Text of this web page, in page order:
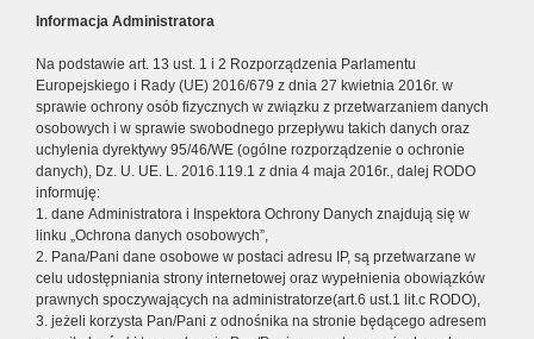
Informacja Administratora
Na podstawie art. 13 ust. 1 i 2 Rozporządzenia Parlamentu
Europejskiego i Rady (UE) 2016/679 z dnia 27 kwietnia 2016r. w
sprawie ochrony osób fizycznych w związku z przetwarzaniem danych
osobowych i w sprawie swobodnego przepływu takich danych oraz
uchylenia dyrektywy 95/46/WE (ogólne rozporządzenie o ochronie
danych), Dz. U. UE. L. 2016.119.1 z dnia 4 maja 2016r., dalej RODO
informuję:
1. dane Administratora i Inspektora Ochrony Danych znajdują się w
linku „Ochrona danych osobowych”,
2. Pana/Pani dane osobowe w postaci adresu IP, są przetwarzane w
celu udostępniania strony internetowej oraz wypełnienia obowiązków
prawnych spoczywających na administratorze(art.6 ust.1 lit.c RODO),
3. jeżeli korzysta Pan/Pani z odnośnika na stronie będącego adresem